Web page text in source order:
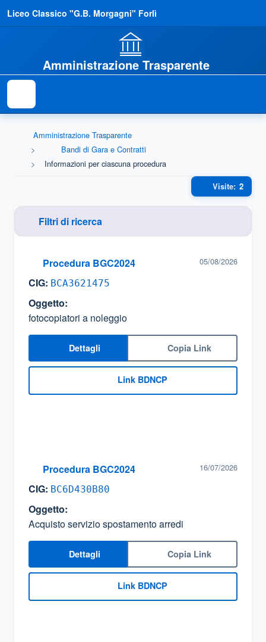
Liceo Classico "G.B. Morgagni" Forlì
Amministrazione Trasparente
Amministrazione Trasparente
Bandi di Gara e Contratti
Informazioni per ciascuna procedura
Visite: 2
Elenco informazioni per ciascuna
Filtri di ricerca
Procedura BGC2024 05/08/2026
CIG: BCA3621475
Oggetto:
fotocopiatori a noleggio
Dettagli Copia Link
Link BDNCP
Procedura BGC2024 16/07/2026
CIG: BC6D430B80
Oggetto:
Acquisto servizio spostamento arredi
Dettagli Copia Link
Link BDNCP